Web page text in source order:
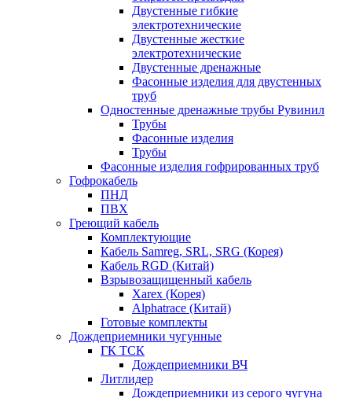
Двустенные гибкие
электротехнические
Двустенные жесткие
электротехнические
Двустенные дренажные
Фасонные изделия для двустенных
труб
Одностенные дренажные трубы Рувинил
Трубы
Фасонные изделия
Трубы
Фасонные изделия гофрированных труб
Гофрокабель
ПНД
ПВХ
Греющий кабель
Комплектующие
Кабель Samreg, SRL, SRG (Корея)
Кабель RGD (Китай)
Взрывозащищенный кабель
Xarex (Корея)
Alphatrace (Китай)
Готовые комплекты
Дождеприемники чугунные
ГК ТСК
Дождеприемники ВЧ
Литлидер
Дождеприемники из серого чугуна